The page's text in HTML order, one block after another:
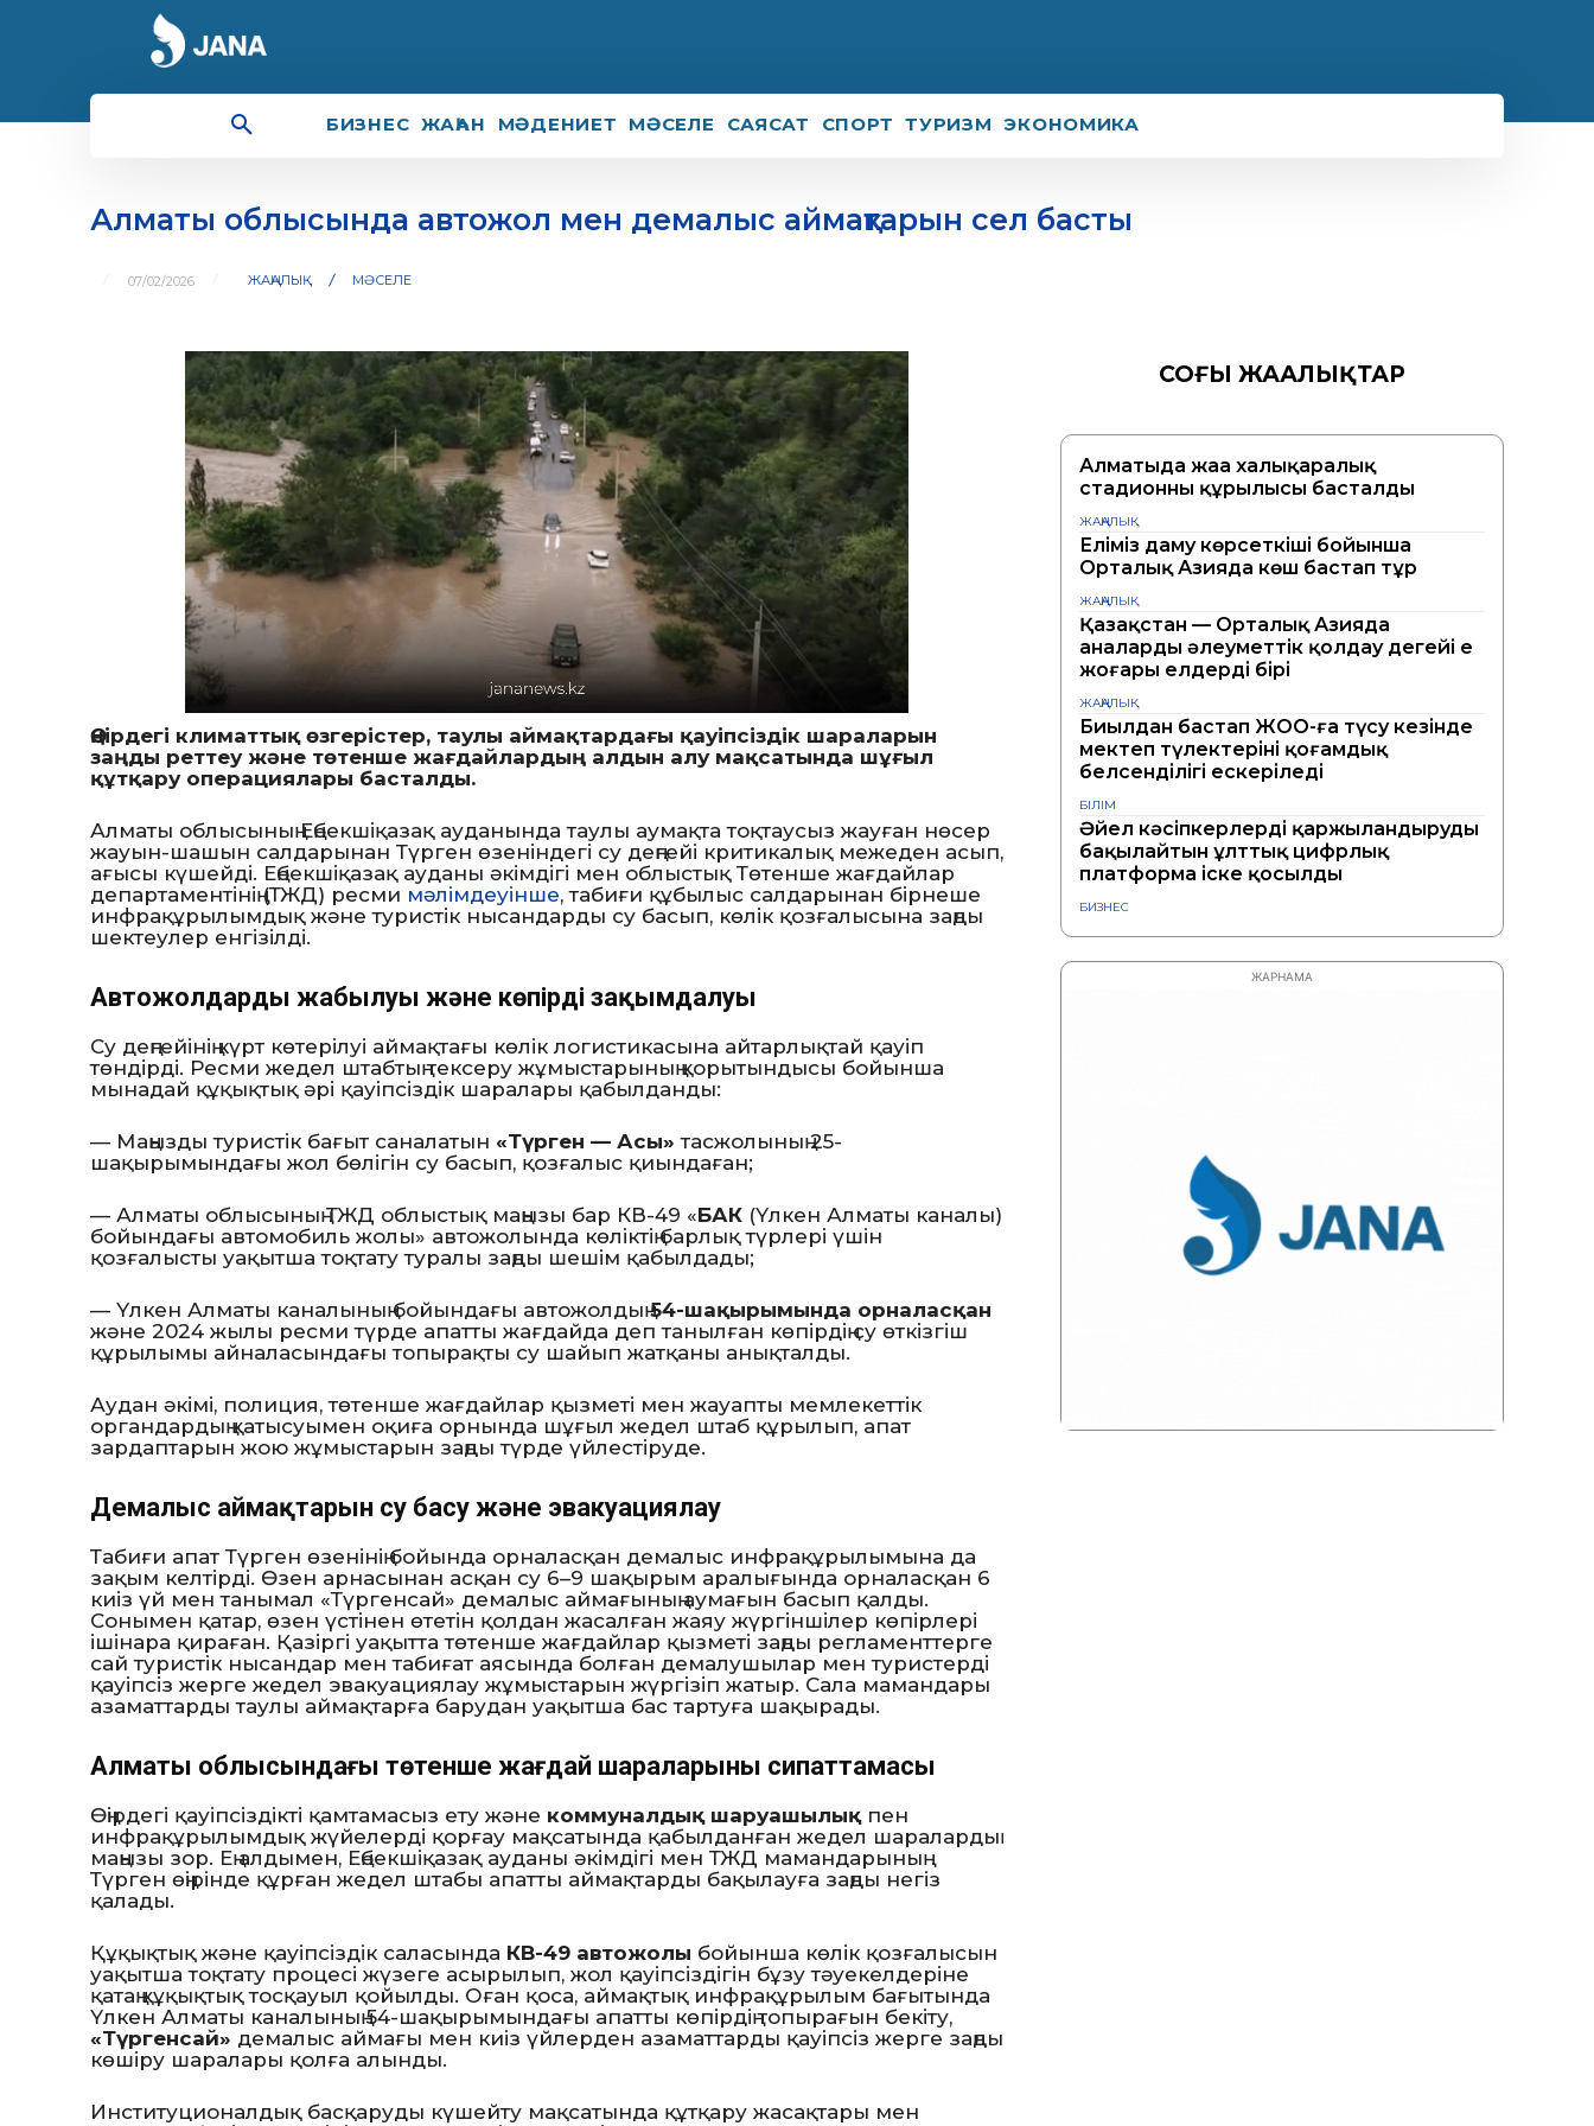
БИЗНЕС ЖАҺАН МӘДЕНИЕТ МӘСЕЛЕ САЯСАТ СПОРТ ТУРИЗМ ЭКОНОМИКА
Алматы облысында автожол мен демалыс аймақтарын сел басты
07/02/2026 ЖАҢАЛЫҚ МӘСЕЛЕ
Өңірдегі климаттық өзгерістер, таулы аймақтардағы қауіпсіздік шараларын
заңды реттеу және төтенше жағдайлардың алдын алу мақсатында шұғыл
құтқару операциялары басталды.
Алматы облысының Еңбекшіқазақ ауданында таулы аумақта тоқтаусыз жауған нөсер
жауын-шашын салдарынан Түрген өзеніндегі су деңгейі критикалық межеден асып,
ағысы күшейді. Еңбекшіқазақ ауданы әкімдігі мен облыстық Төтенше жағдайлар
департаментінің (ТЖД) ресми мәлімдеуінше, табиғи құбылыс салдарынан бірнеше
инфрақұрылымдық және туристік нысандарды су басып, көлік қозғалысына заңды
шектеулер енгізілді.
Автожолдардың жабылуы және көпірдің зақымдалуы
Су деңгейінің күрт көтерілуі аймақтағы көлік логистикасына айтарлықтай қауіп
төндірді. Ресми жедел штабтың тексеру жұмыстарының қорытындысы бойынша
мынадай құқықтық әрі қауіпсіздік шаралары қабылданды:
— Маңызды туристік бағыт саналатын «Түрген — Асы» тасжолының 25-
шақырымындағы жол бөлігін су басып, қозғалыс қиындаған;
— Алматы облысының ТЖД облыстық маңызы бар КВ-49 «БАК (Үлкен Алматы каналы)
бойындағы автомобиль жолы» автожолында көліктің барлық түрлері үшін
қозғалысты уақытша тоқтату туралы заңды шешім қабылдады;
— Үлкен Алматы каналының бойындағы автожолдың54-шақырымында орналасқан
және 2024 жылы ресми түрде апатты жағдайда деп танылған көпірдің су өткізгіш
құрылымы айналасындағы топырақты су шайып жатқаны анықталды.
Аудан әкімі, полиция, төтенше жағдайлар қызметі мен жауапты мемлекеттік
органдардың қатысуымен оқиға орнында шұғыл жедел штаб құрылып, апат
зардаптарын жою жұмыстарын заңды түрде үйлестіруде.
Демалыс аймақтарын су басу және эвакуациялау
Табиғи апат Түрген өзенінің бойында орналасқан демалыс инфрақұрылымына да
зақым келтірді. Өзен арнасынан асқан су 6–9 шақырым аралығында орналасқан 6
киіз үй мен танымал «Түргенсай» демалыс аймағының аумағын басып қалды.
Сонымен қатар, өзен үстінен өтетін қолдан жасалған жаяу жүргіншілер көпірлері
ішінара қираған. Қазіргі уақытта төтенше жағдайлар қызметі заңды регламенттерге
сай туристік нысандар мен табиғат аясында болған демалушылар мен туристерді
қауіпсіз жерге жедел эвакуациялау жұмыстарын жүргізіп жатыр. Сала мамандары
азаматтарды таулы аймақтарға барудан уақытша бас тартуға шақырады.
Алматы облысындағы төтенше жағдай шараларының сипаттамасы
Өңірдегі қауіпсіздікті қамтамасыз ету және коммуналдық шаруашылықпен
инфрақұрылымдық жүйелерді қорғау мақсатында қабылданған жедел шаралардың
маңызы зор. Ең алдымен, Еңбекшіқазақ ауданы әкімдігі мен ТЖД мамандарының
Түрген өңірінде құрған жедел штабы апатты аймақтарды бақылауға заңды негіз
қалады.
Құқықтық және қауіпсіздік саласында КВ-49 автожолы бойынша көлік қозғалысын
уақытша тоқтату процесі жүзеге асырылып, жол қауіпсіздігін бұзу тәуекелдеріне
қатаң құқықтық тосқауыл қойылды. Оған қоса, аймақтық инфрақұрылым бағытында
Үлкен Алматы каналының 54-шақырымындағы апатты көпірдің топырағын бекіту,
«Түргенсай» демалыс аймағы мен киіз үйлерден азаматтарды қауіпсіз жерге заңды
көшіру шаралары қолға алынды.
Институционалдық басқаруды күшейту мақсатында құтқару жасақтары мен
СОҢҒЫ ЖАҢАЛЫҚТАР
Алматыда жаңа халықаралық
стадионның құрылысы басталды
ЖАҢАЛЫҚ
Еліміз даму көрсеткіші бойынша
Орталық Азияда көш бастап тұр
ЖАҢАЛЫҚ
Қазақстан — Орталық Азияда
аналарды әлеуметтік қолдау деңгейі ең
жоғары елдердің бірі
ЖАҢАЛЫҚ
Биылдан бастап ЖОО-ға түсу кезінде
мектеп түлектерінің қоғамдық
белсенділігі ескеріледі
БІЛІМ
Әйел кәсіпкерлерді қаржыландыруды
бақылайтын ұлттық цифрлық
платформа іске қосылды
БИЗНЕС
ЖАРНАМА